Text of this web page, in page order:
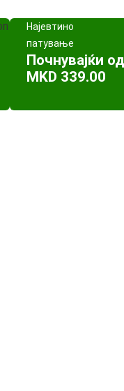
Најевтино
патување
Почнувајќи од
MKD 339.00